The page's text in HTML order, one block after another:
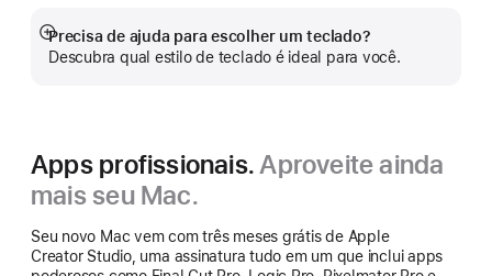
Precisa de ajuda para escolher um teclado?
Descubra qual estilo de teclado é ideal para você.
Mostrar
mais
Apps profissionais.Aproveite ainda
mais seu Mac.
Seu novo Mac vem com três meses grátis de Apple
Creator Studio, uma assinatura tudo em um que inclui apps